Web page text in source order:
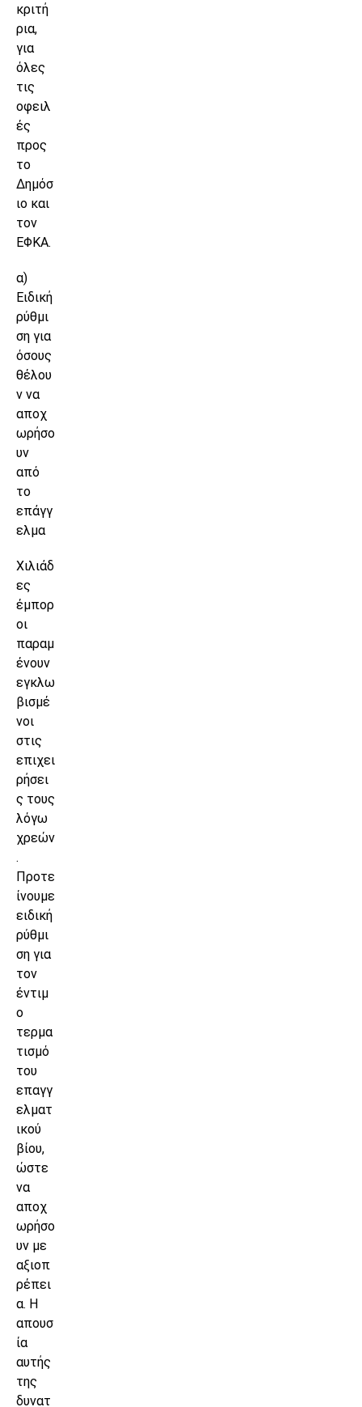
κριτή
ρια,
για
όλες
τις
οφειλ
ές
προς
το
Δημόσ
ιο και
τον
ΕΦΚΑ.
α)
Ειδική
ρύθμι
ση για
όσους
θέλου
ν να
αποχ
ωρήσο
υν
από
το
επάγγ
ελμα
Χιλιάδ
ες
έμπορ
οι
παραμ
ένουν
εγκλω
βισμέ
νοι
στις
επιχει
ρήσει
ς τους
λόγω
χρεών
.
Προτε
ίνουμε
ειδική
ρύθμι
ση για
τον
έντιμ
ο
τερμα
τισμό
του
επαγγ
ελματ
ικού
βίου,
ώστε
να
αποχ
ωρήσο
υν με
αξιοπ
ρέπει
α. Η
απουσ
ία
αυτής
της
δυνατ